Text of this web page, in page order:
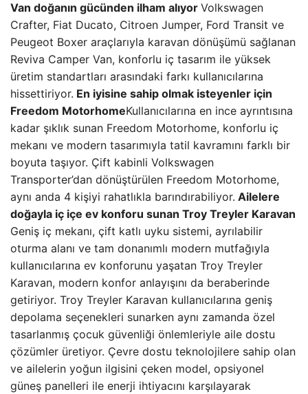
Van doğanın gücünden ilham alıyor Volkswagen
Crafter, Fiat Ducato, Citroen Jumper, Ford Transit ve
Peugeot Boxer araçlarıyla karavan dönüşümü sağlanan
Reviva Camper Van, konforlu iç tasarım ile yüksek
üretim standartları arasındaki farkı kullanıcılarına
hissettiriyor. En iyisine sahip olmak isteyenler için
Freedom MotorhomeKullanıcılarına en ince ayrıntısına
kadar şıklık sunan Freedom Motorhome, konforlu iç
mekanı ve modern tasarımıyla tatil kavramını farklı bir
boyuta taşıyor. Çift kabinli Volkswagen
Transporter’dan dönüştürülen Freedom Motorhome,
aynı anda 4 kişiyi rahatlıkla barındırabiliyor. Ailelere
doğayla iç içe ev konforu sunan Troy Treyler Karavan
Geniş iç mekanı, çift katlı uyku sistemi, ayrılabilir
oturma alanı ve tam donanımlı modern mutfağıyla
kullanıcılarına ev konforunu yaşatan Troy Treyler
Karavan, modern konfor anlayışını da beraberinde
getiriyor. Troy Treyler Karavan kullanıcılarına geniş
depolama seçenekleri sunarken aynı zamanda özel
tasarlanmış çocuk güvenliği önlemleriyle aile dostu
çözümler üretiyor. Çevre dostu teknolojilere sahip olan
ve ailelerin yoğun ilgisini çeken model, opsiyonel
güneş panelleri ile enerji ihtiyacını karşılayarak